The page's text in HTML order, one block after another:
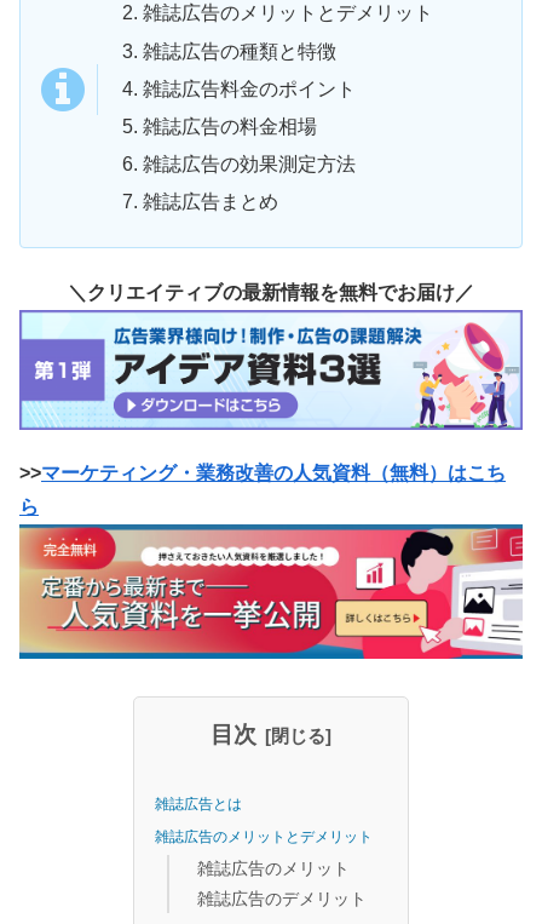
雑誌広告のメリットとデメリット
雑誌広告の種類と特徴
雑誌広告料金のポイント
雑誌広告の料金相場
雑誌広告の効果測定方法
雑誌広告まとめ
＼クリエイティブの最新情報を無料でお届け／
>>マーケティング・業務改善の人気資料（無料）はこち
ら
目次
雑誌広告とは
雑誌広告のメリットとデメリット
雑誌広告のメリット
雑誌広告のデメリット